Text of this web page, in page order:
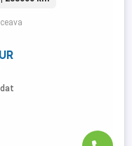
cu cheia în
centralizată Oglinzi
Tahograf, Girofar Cârlig
Cauciucuri noi